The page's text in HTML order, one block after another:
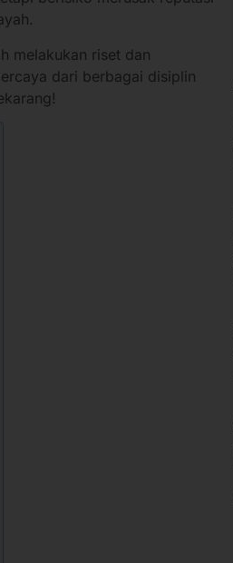
melakukan riset dan
dari berbagai disiplin